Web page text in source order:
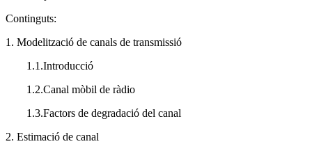
Continguts:
1. Modelització de canals de transmissió
1.1.Introducció
1.2.Canal mòbil de ràdio
1.3.Factors de degradació del canal
2. Estimació de canal